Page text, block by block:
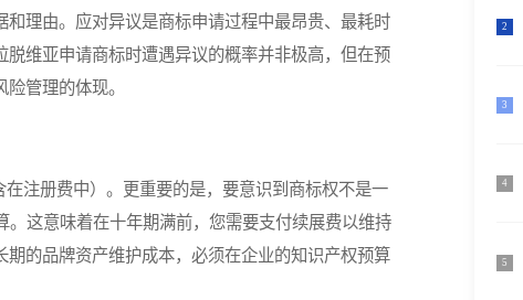
理由。应对异议是商标申请过程中最昂贵、最耗时
维亚申请商标时遭遇异议的概率并非极高，但在预
管理的体现。
注册费中）。更重要的是，要意识到商标权不是一
这意味着在十年期满前，您需要支付续展费以维持
的品牌资产维护成本，必须在企业的知识产权预算
2
3
4
5